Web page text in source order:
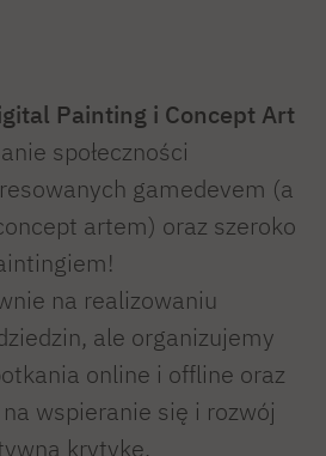
Painting i Concept Art
społeczności
gamedevem (a
artem) oraz szeroko
na realizowaniu
ale organizujemy
online i offline oraz
wspieranie się i rozwój
krytykę.